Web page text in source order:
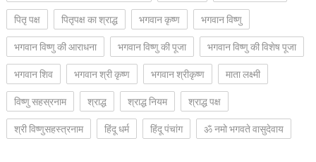
पितृ पक्ष
पितृपक्ष का श्राद्ध भगवान कृष्ण
भगवान विष्णु
भगवान विष्णु की आराधना
भगवान विष्णु की पूजा
भगवान विष्णु की विशेष पूजा
भगवान शिव
भगवान श्री कृष्ण भगवान श्रीकृष्ण
माता लक्ष्मी
विष्णु सहस्रनाम
श्राद्ध श्राद्ध नियम
श्राद्ध पक्ष
श्री विष्णुसहस्त्रनाम
हिंदू धर्म हिंदू पंचांग ॐ नमो भगवते वासुदेवाय